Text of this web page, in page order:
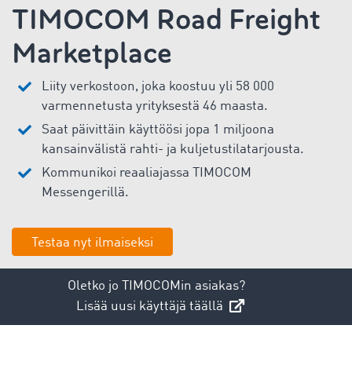
TIMOCOM Road Freight
Marketplace
Liity verkostoon, joka koostuu yli 58 000
varmennetusta yrityksestä 46 maasta.
Saat päivittäin käyttöösi jopa 1 miljoona
kansainvälistä rahti- ja kuljetustilatarjousta.
Kommunikoi reaaliajassa TIMOCOM
Messengerillä.
Testaa nyt ilmaiseksi
Oletko jo TIMOCOMin asiakas?
Lisää uusi käyttäjä täällä